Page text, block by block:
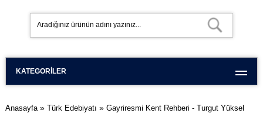
KATEGORILER
Anasayfa » Türk Edebiyatı » Gayriresmi Kent Rehberi - Turgut Yüksel